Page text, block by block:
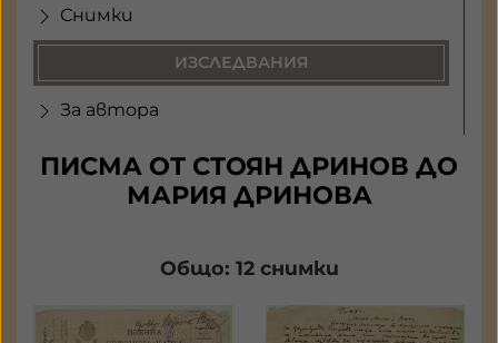
Снимки
ИЗСЛЕДВАНИЯ
За автора
ПИСМА ОТ СТОЯН ДРИНОВ ДО
МАРИЯ ДРИНОВА
Общо: 12 снимки